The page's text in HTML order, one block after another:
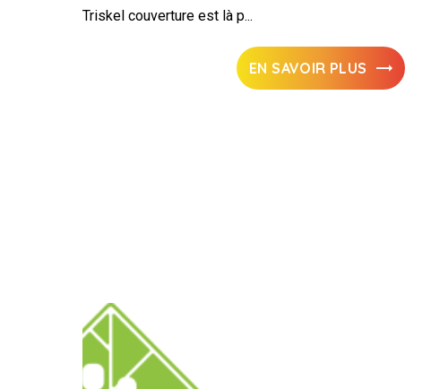
Triskel couverture est là p...
EN SAVOIR PLUS